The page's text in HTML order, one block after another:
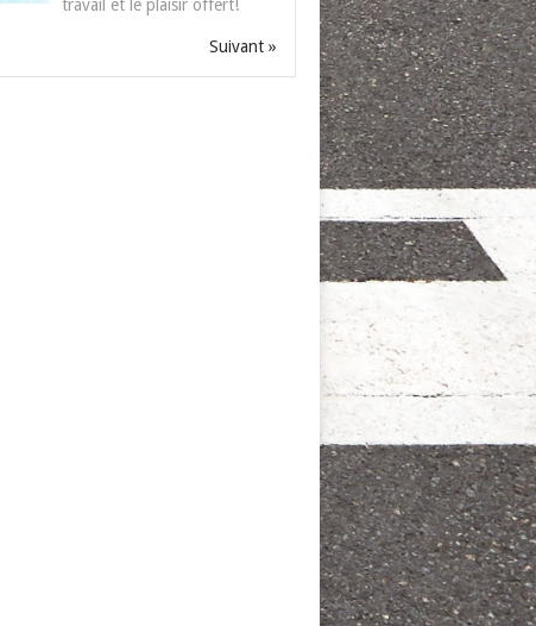
travail et le plaisir offert!
Suivant »